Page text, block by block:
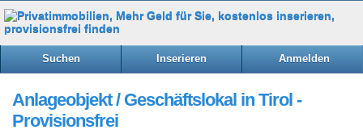
Suchen Inserieren Anmelden
Anlageobjekt / Geschäftslokal in Tirol -
Provisionsfrei